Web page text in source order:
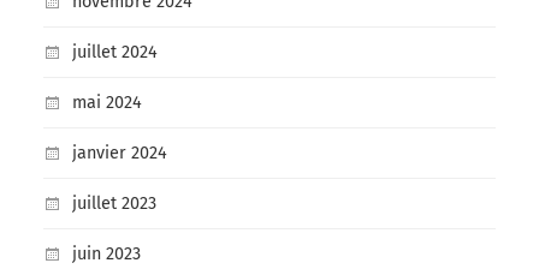
juillet 2024
mai 2024
janvier 2024
juillet 2023
juin 2023